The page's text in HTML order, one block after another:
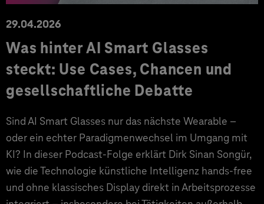
29.04.2026
Was hinter AI Smart Glasses
steckt: Use Cases, Chancen und
gesellschaftliche Debatte
Sind AI Smart Glasses nur das nächste Wearable –
oder ein echter Paradigmenwechsel im Umgang mit
KI? In dieser Podcast-Folge erklärt Dirk Sinan Songür,
wie die Technologie künstliche Intelligenz hands-free
und ohne klassisches Display direkt in Arbeitsprozesse